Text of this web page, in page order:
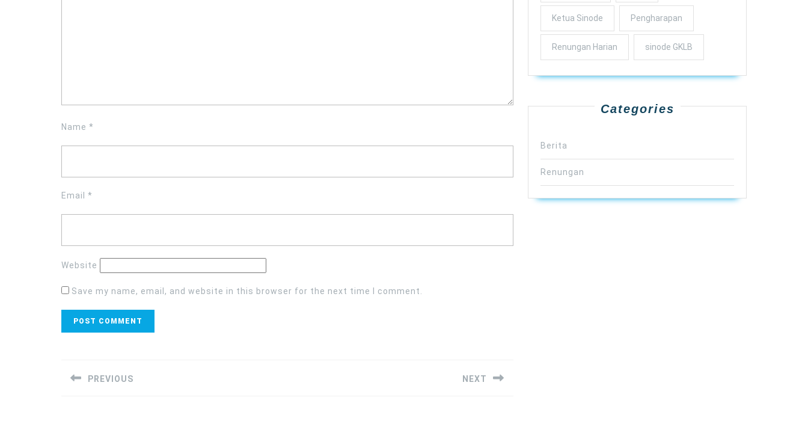
Name *
Email *
Website
Save my name, email, and website in this browser for the next time I comment.
navigation
PREVIOUS NEXT
Ketua Sinode Pengharapan
Renungan Harian sinode GKLB
Categories
Berita
Renungan